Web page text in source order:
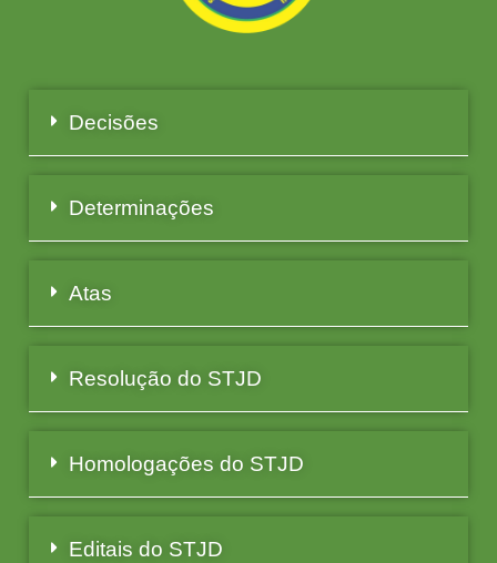
Decisões
Determinações
Atas
Resolução do STJD
Homologações do STJD
Editais do STJD